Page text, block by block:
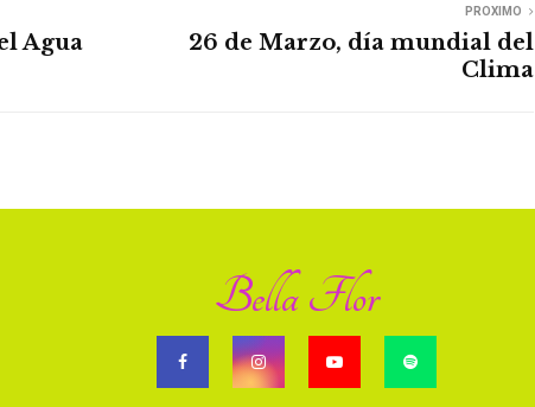
Agua
PROXIMO
26 de Marzo, día mundial del
Clima
Bella Flor